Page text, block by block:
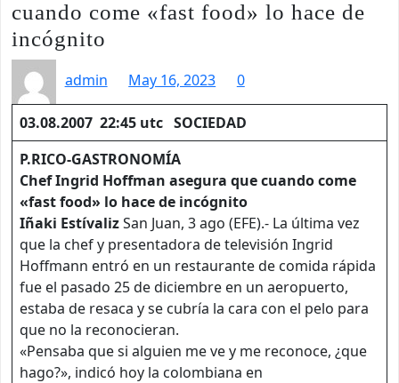
cuando come «fast food» lo hace de
incógnito
admin May 16, 2023 0
03.08.2007 22:45 utc SOCIEDAD
P.RICO-GASTRONOMÍA
Chef Ingrid Hoffman asegura que cuando come
«fast food» lo hace de incógnito
Iñaki EstívalizSan Juan, 3 ago (EFE).- La última vez
que la chef y presentadora de televisión Ingrid
Hoffmann entró en un restaurante de comida rápida
fue el pasado 25 de diciembre en un aeropuerto,
estaba de resaca y se cubría la cara con el pelo para
que no la reconocieran.
«Pensaba que si alguien me ve y me reconoce, ¿que
hago?», indicó hoy la colombiana en